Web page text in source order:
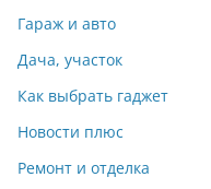
Гараж и авто
Дача, участок
Как выбрать гаджет
Новости плюс
Ремонт и отделка